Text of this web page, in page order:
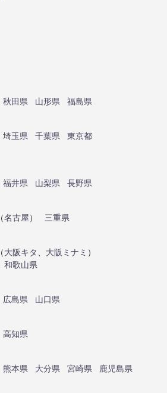
秋田県 山形県
福島県
埼玉県 千葉県
東京都
福井県 山梨県
長野県
（名古屋）
三重県
（大阪キタ 大阪ミナミ ）
和歌山県
広島県
山口県
高知県
熊本県 大分県 宮崎県
鹿児島県